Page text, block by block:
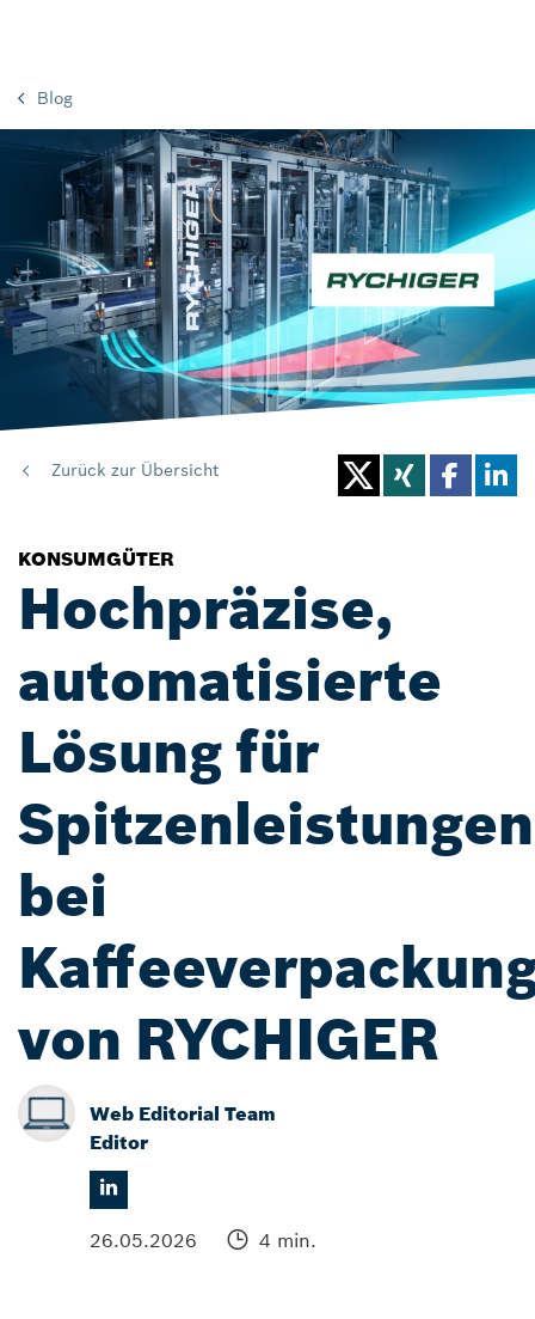
Blog
Zurück zur Übersicht
KONSUMGÜTER
Hochpräzise,
automatisierte
Lösung für
Spitzenleistungen
bei
von RYCHIGER
Web Editorial Team
Editor
26.05.2026 4 min.